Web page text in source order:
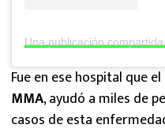
Fue en ese hospital que
MMA, ayudó a miles de
casos de esta